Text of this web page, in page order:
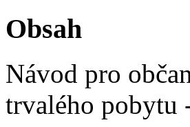
Obsah
Návod pro
trvalého pobytu